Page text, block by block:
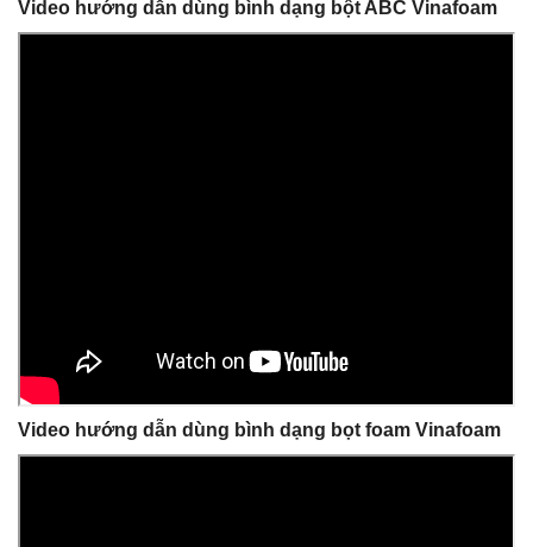
Video hướng dẫn dùng bình dạng bột ABC Vinafoam
Video hướng dẫn dùng bình dạng bọt foam Vinafoam